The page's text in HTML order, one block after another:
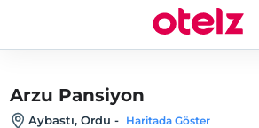
Arzu Pansiyon
Aybastı, Ordu - Haritada Göster